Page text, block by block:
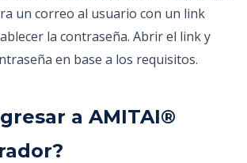
un correo al usuario con un link
la contraseña. Abrir el link y
en base a los requisitos.
a AMITAI®